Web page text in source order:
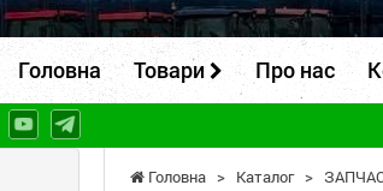
Головна Товари Про нас
Головна > Каталог >